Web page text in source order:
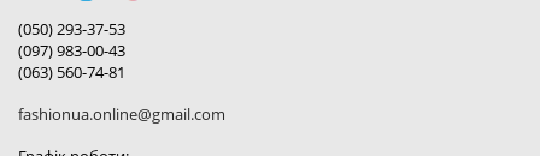
(050) 293-37-53
(097) 983-00-43
(063) 560-74-81
fashionua.online@gmail.com